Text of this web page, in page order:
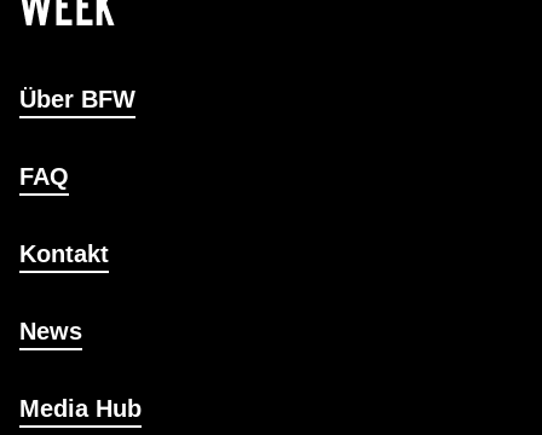
Über BFW
FAQ
Kontakt
News
Media Hub